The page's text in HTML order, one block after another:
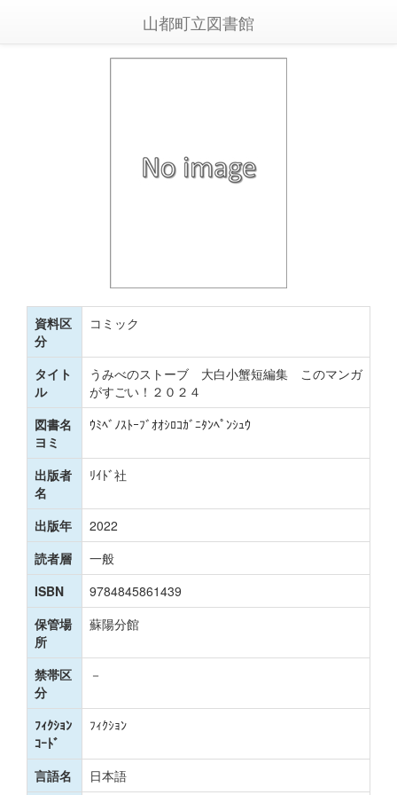
山都町立図書館
資料区
分
コミック
タイト
ル
うみべのストーブ 大白小蟹短編集 このマンガ
がすごい！２０２４
図書名
ヨミ
ｳﾐﾍﾞﾉｽﾄｰﾌﾞｵｵｼﾛｺｶﾞﾆﾀﾝﾍﾟﾝｼｭｳ
出版者
名
ﾘｲﾄﾞ社
出版年
2022
読者層
一般
ISBN
9784845861439
保管場
所
蘇陽分館
禁帯区
分
－
ﾌｨｸｼｮﾝ
ｺｰﾄﾞ
ﾌｨｸｼｮﾝ
言語名 日本語